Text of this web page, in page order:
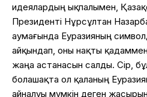
идеялардың ықпалымен,
Президенті Нұрсұлтан
аумағында Еуразияның
айқындап, оны нақты
жаңа астанасын салды. Сірә,
болашақта ол қаланың
айналуы мүмкін деген